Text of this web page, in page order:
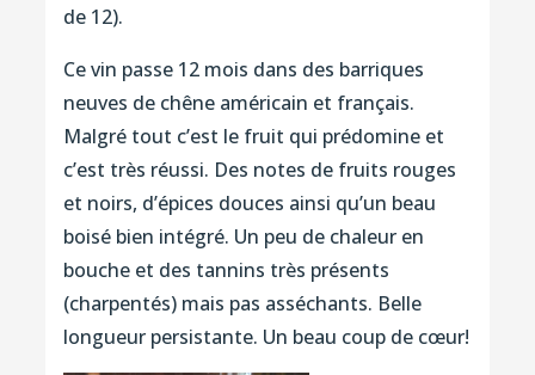
de 12).
Ce vin passe 12 mois dans des barriques
neuves de chêne américain et français.
Malgré tout c’est le fruit qui prédomine et
c’est très réussi. Des notes de fruits rouges
et noirs, d’épices douces ainsi qu’un beau
boisé bien intégré. Un peu de chaleur en
bouche et des tannins très présents
(charpentés) mais pas asséchants. Belle
longueur persistante. Un beau coup de cœur!